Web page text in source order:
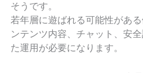
そうです。
若年層に遊ばれる可能性があ
ンテンツ内容、チャット、安
た運用が必要になります。